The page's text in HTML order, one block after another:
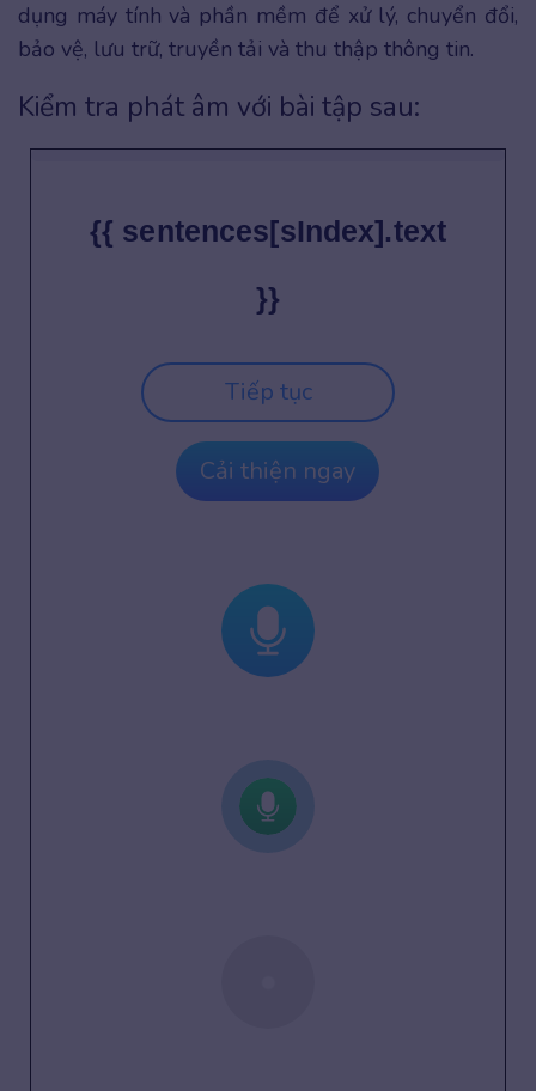
dụng máy tính và phần mềm để xử lý, chuyển đổi,
bảo vệ, lưu trữ, truyền tải và thu thập thông tin.
Kiểm tra phát âm với bài tập sau:
{{ sentences[sIndex].text
}}
Tiếp tục
Cải thiện ngay